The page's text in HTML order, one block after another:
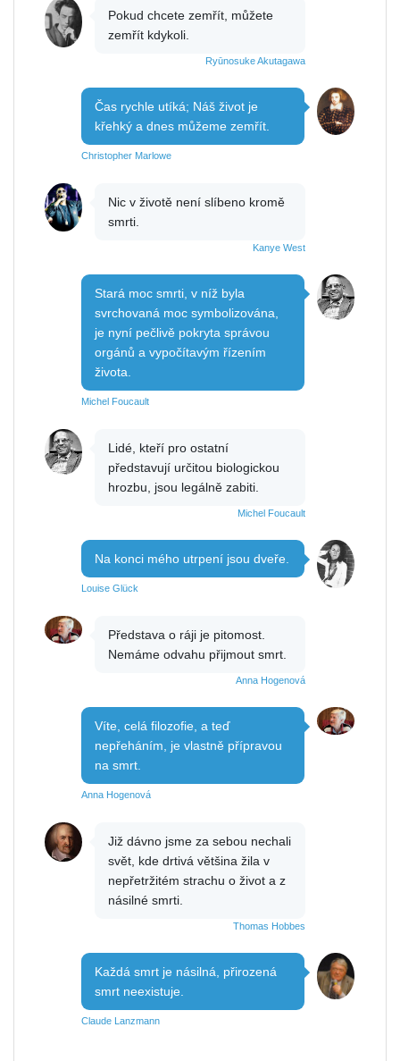
Pokud chcete zemřít, můžete
zemřít kdykoli.
Ryūnosuke Akutagawa
Čas rychle utíká; Náš život je
křehký a dnes můžeme zemřít.
Christopher Marlowe
Nic v životě není slíbeno kromě
smrti.
Kanye West
Stará moc smrti, v níž byla
svrchovaná moc symbolizována,
je nyní pečlivě pokryta správou
orgánů a vypočítavým řízením
života.
Michel Foucault
Lidé, kteří pro ostatní
představují určitou biologickou
hrozbu, jsou legálně zabiti.
Michel Foucault
Na konci mého utrpení jsou dveře.
Louise Glück
Představa o ráji je pitomost.
Nemáme odvahu přijmout smrt.
Anna Hogenová
Víte, celá filozofie, a teď
nepřeháním, je vlastně přípravou
na smrt.
Anna Hogenová
Již dávno jsme za sebou nechali
svět, kde drtivá většina žila v
nepřetržitém strachu o život a z
násilné smrti.
Thomas Hobbes
Každá smrt je násilná, přirozená
smrt neexistuje.
Claude Lanzmann